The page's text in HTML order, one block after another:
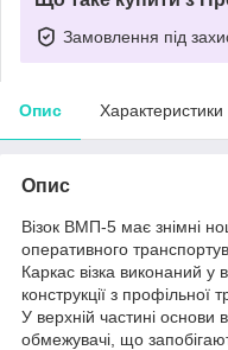
Замовлення під
Опис Характеристики
Опис
Візок ВМП-5 має знімні
оперативного
Каркас візка виконаний у
конструкції з профільної
У верхній частині основи
обмежувачі, що